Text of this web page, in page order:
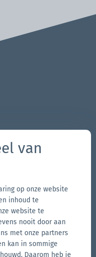
van
op onze website
inhoud te
website te
nooit door aan
met onze partners
kan in sommige
Daarom heb je